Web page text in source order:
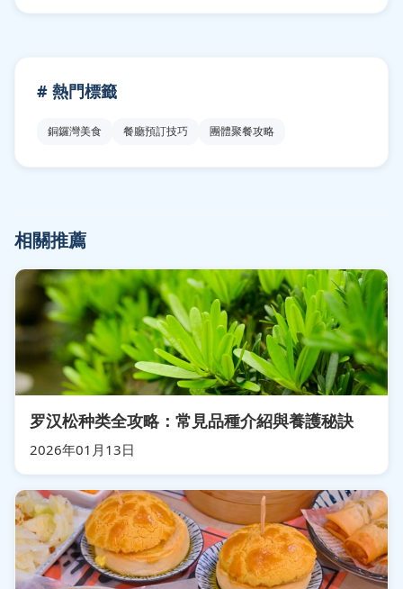
# 熱門標籤
銅鑼灣美食 餐廳預訂技巧 團體聚餐攻略
相關推薦
罗汉松种类全攻略：常見品種介紹與養護秘訣
2026年01月13日